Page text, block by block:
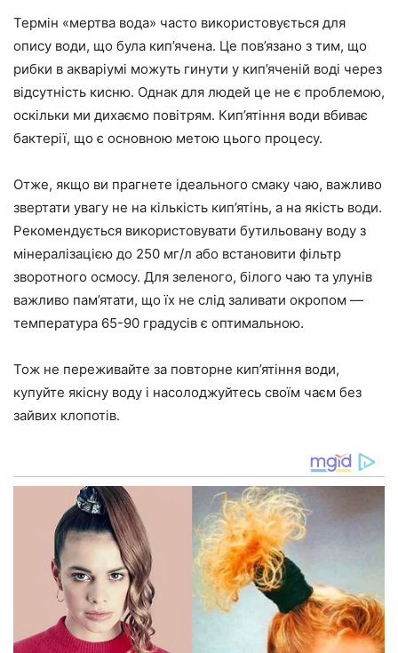
Термін «мертва вода» часто використовується для
опису води, що була кип’ячена. Це пов’язано з тим, що
рибки в акваріумі можуть гинути у кип’яченій воді через
відсутність кисню. Однак для людей це не є проблемою,
оскільки ми дихаємо повітрям. Кип’ятіння води вбиває
бактерії, що є основною метою цього процесу.
Отже, якщо ви прагнете ідеального смаку чаю, важливо
звертати увагу не на кількість кип’ятінь, а на якість води.
Рекомендується використовувати бутильовану воду з
мінералізацією до 250 мг/л або встановити фільтр
зворотного осмосу. Для зеленого, білого чаю та улунів
важливо пам’ятати, що їх не слід заливати окропом —
температура 65-90 градусів є оптимальною.
Тож не переживайте за повторне кип’ятіння води,
купуйте якісну воду і насолоджуйтесь своїм чаєм без
зайвих клопотів.